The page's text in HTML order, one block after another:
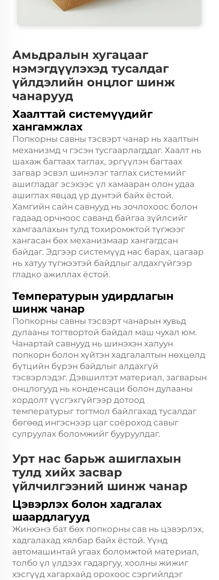
Амьдралын хугацааг
нэмэгдүүлэхэд тусалдаг
үйлдэлийн онцлог шинж
чанарууд
Хаалттай системүүдийг
хангамжлах
Попкорны савны тэсвэрт чанар нь хаалтын
механизмд ч гэсэн тусгаарлагддаг. Хаалт нь
шахаж багтаах таглах, эргүүлэн багтаах
загвар эсвэл шинэлэг таглах системийг
ашигладаг эсэхээс үл хамааран олон удаа
ашиглах явцад үр дүнтэй байх ёстой.
Хамгийн сайн савнууд нь зочлохоос болон
гадаад орчноос саванд байгаа зүйлсийг
хамгаалахын тулд тохиромжтой түгжээг
хангасан бөх механизмаар хангагдсан
байдаг. Эдгээр системүүд нас барах, цагаар
нь хатуу түгжээтэй байдлыг алдахгүйгээр
гладко ажиллах ёстой.
Температурын удирдлагын
шинж чанар
Попкорны савны тэсвэрт чанарын хувьд
дулааны тогтвортой байдал маш чухал юм.
Чанартай савнууд нь шинэхэн халуун
попкорн болон хүйтэн хадгалалтын нөхцөлд
бүтцийн бүрэн байдлыг алдахгүй
тэсвэрлэдэг. Дэвшилтэт материал, загварын
онцлогууд нь конденсаци болон дулааны
хордолт үүсгэхгүйгээр дотоод
температурыг тогтмол байлгахад тусалдаг
бөгөөд ингэснээр цаг соёроход савыг
сулруулах боломжийг бууруулдаг.
Урт нас барьж ашиглахын
тулд хийх засвар
үйлчилгээний шинж чанар
Цэвэрлэх болон хадгалах
шаардлагууд
Жинхэнэ бат бөх попкорны сав нь цэвэрлэх,
хадгалахад хялбар байх ёстой. Үүнд
автомашинтай угаах боломжтой материал,
толбо үл үлдээх гадаргуу, хоолны жижиг
хэсгүүд хагархайд орохоос сэргийлдэг